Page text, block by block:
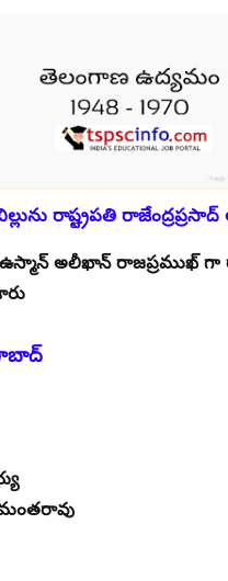
బిల్లును రాష్ట్రపతి
ఉస్మాన్ అలీఖాన్ రాజప్రముఖ్